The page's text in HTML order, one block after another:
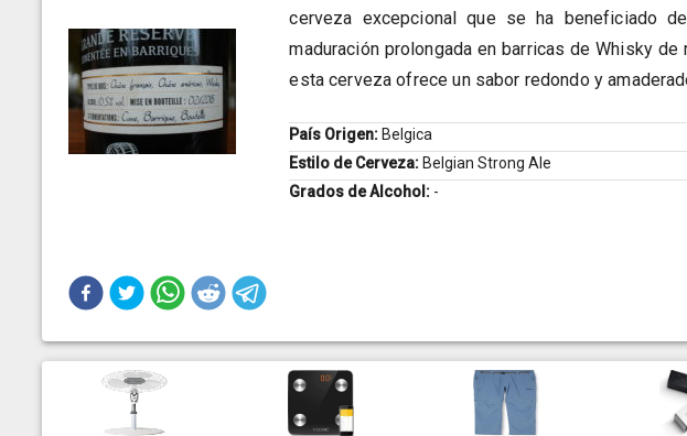
cerveza excepcional que se ha beneficiado
maduración prolongada en barricas de Whisky
esta cerveza ofrece un sabor redondo y
País Origen: Belgica
Estilo de Cerveza: Belgian Strong Ale
Grados de Alcohol: -